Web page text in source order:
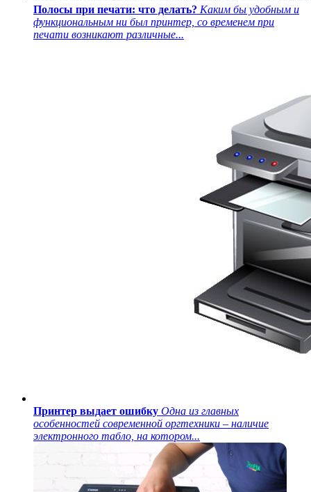
Полосы при печати: что делать? Каким бы удобным и
функциональным ни был принтер, со временем при
печати возникают различные...
Принтер выдает ошибку Одна из главных
особенностей современной оргтехники – наличие
электронного табло, на котором...